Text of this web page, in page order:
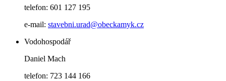
telefon: 601 127 195
e-mail: stavebni.urad@obeckamyk.cz
Vodohospodář
Daniel Mach
telefon: 723 144 166